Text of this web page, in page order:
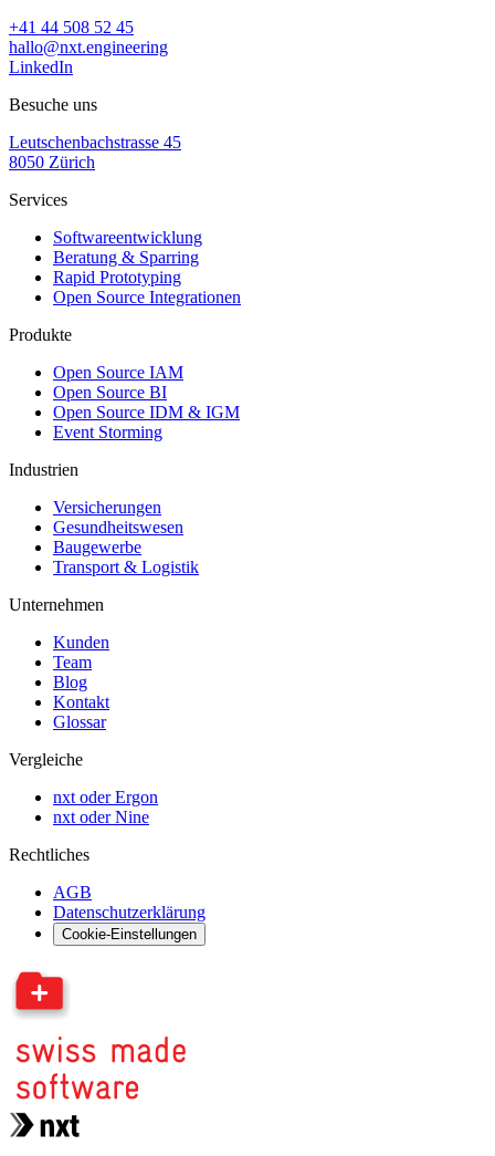
+41 44 508 52 45
hallo@nxt.engineering
LinkedIn
Besuche uns
Leutschenbachstrasse 45
8050 Zürich
Services
Softwareentwicklung
Beratung & Sparring
Rapid Prototyping
Open Source Integrationen
Produkte
Open Source IAM
Open Source BI
Open Source IDM & IGM
Event Storming
Industrien
Versicherungen
Gesundheitswesen
Baugewerbe
Transport & Logistik
Unternehmen
Kunden
Team
Blog
Kontakt
Glossar
Vergleiche
nxt oder Ergon
nxt oder Nine
Rechtliches
AGB
Datenschutzerklärung
Cookie-Einstellungen